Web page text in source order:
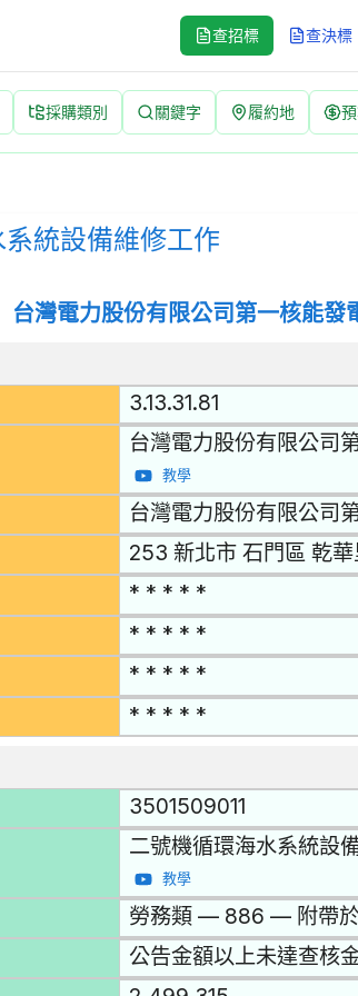
查招標 查決標
採購類別 關鍵字 履約地
修工作 招標公告 | 案號：3501509011 | 公
金屬產品、機械及設備維修之服務 | 招標
統設備維修工作
台灣電力股份有限公司第一核能發
3.13.31.81
台灣電力股份有限公司
教學
台灣電力股份有限公司
253 新北市 石門區 乾華
* * * * *
* * * * *
* * * * *
* * * * *
3501509011
二號機循環海水系統設
教學
勞務類 — 886 — 附帶於
公告金額以上未達查核